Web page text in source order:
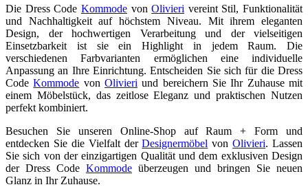
Die Dress Code KommodevonOlivieri vereint Stil, Funktionalität
und Nachhaltigkeit auf höchstem Niveau. Mit ihrem eleganten
Design, der hochwertigen Verarbeitung und der vielseitigen
Einsetzbarkeit ist sie ein Highlight in jedem Raum. Die
verschiedenen Farbvarianten ermöglichen eine individuelle
Anpassung an Ihre Einrichtung. Entscheiden Sie sich für die Dress
CodeKommode vonOlivieri und bereichern Sie Ihr Zuhause mit
einem Möbelstück, das zeitlose Eleganz und praktischen Nutzen
perfekt kombiniert.
Besuchen Sie unseren Online-Shop auf Raum + Form und
entdecken Sie die Vielfalt derDesignermöbel vonOlivieri. Lassen
Sie sich von der einzigartigen Qualität und dem exklusiven Design
der Dress Code Kommode überzeugen und bringen Sie neuen
Glanz in Ihr Zuhause.